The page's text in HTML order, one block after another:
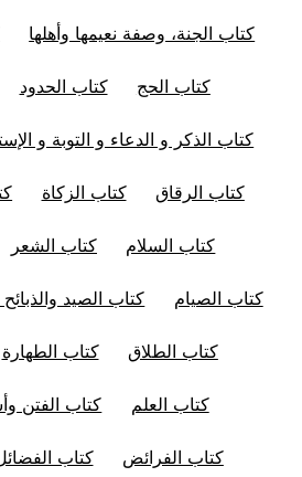
كتاب الجنة، وصفة نعيمها وأهلها
كتاب الحج كتاب الحدود
كتاب الذكر و الدعاء و التوبة و
كتاب الرقاق كتاب الزكاة
كتاب السلام كتاب الشعر
كتاب الصيام كتاب الصيد
كتاب الطلاق كتاب الطهارة
كتاب العلم كتاب الفتن
كتاب الفرائض كتاب